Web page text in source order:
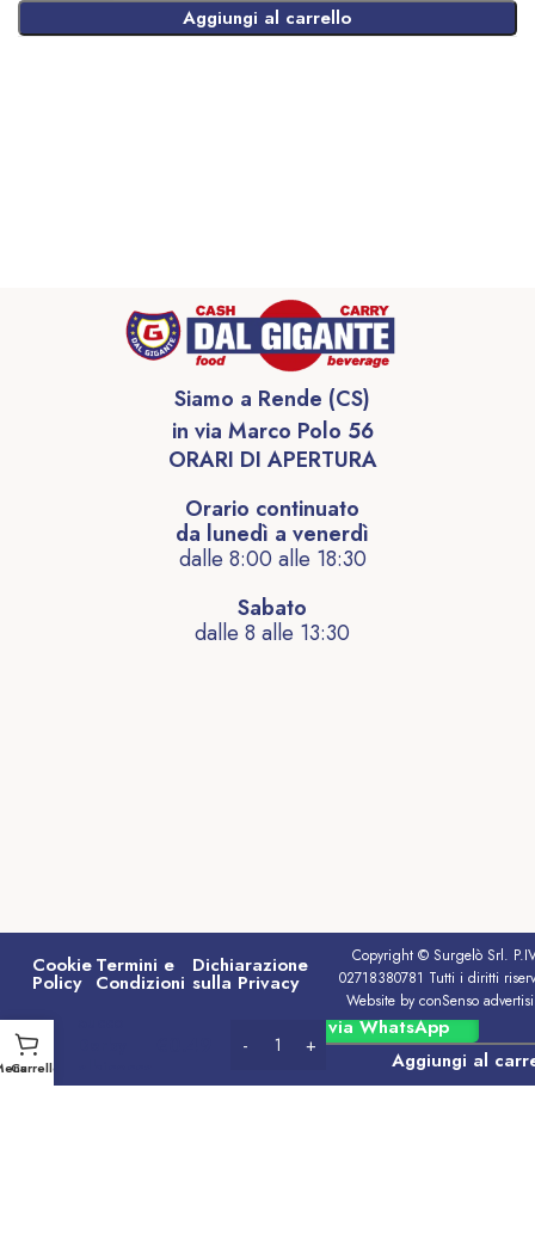
Aggiungi al carrello
Siamo a Rende (CS)
in via Marco Polo 56
ORARI DI APERTURA
Orario continuato
da lunedì a venerdì
dalle 8:00 alle 18:30
Sabato
dalle 8 alle 13:30
Cookie
Policy
Termini e
Condizioni
Dichiarazione
sulla Privacy
Copyright © Surgelò Srl.
02718380781 Tutti i diritti
Website by conSenso
Aggiungi al
Ordina via WhatsApp
Carrello